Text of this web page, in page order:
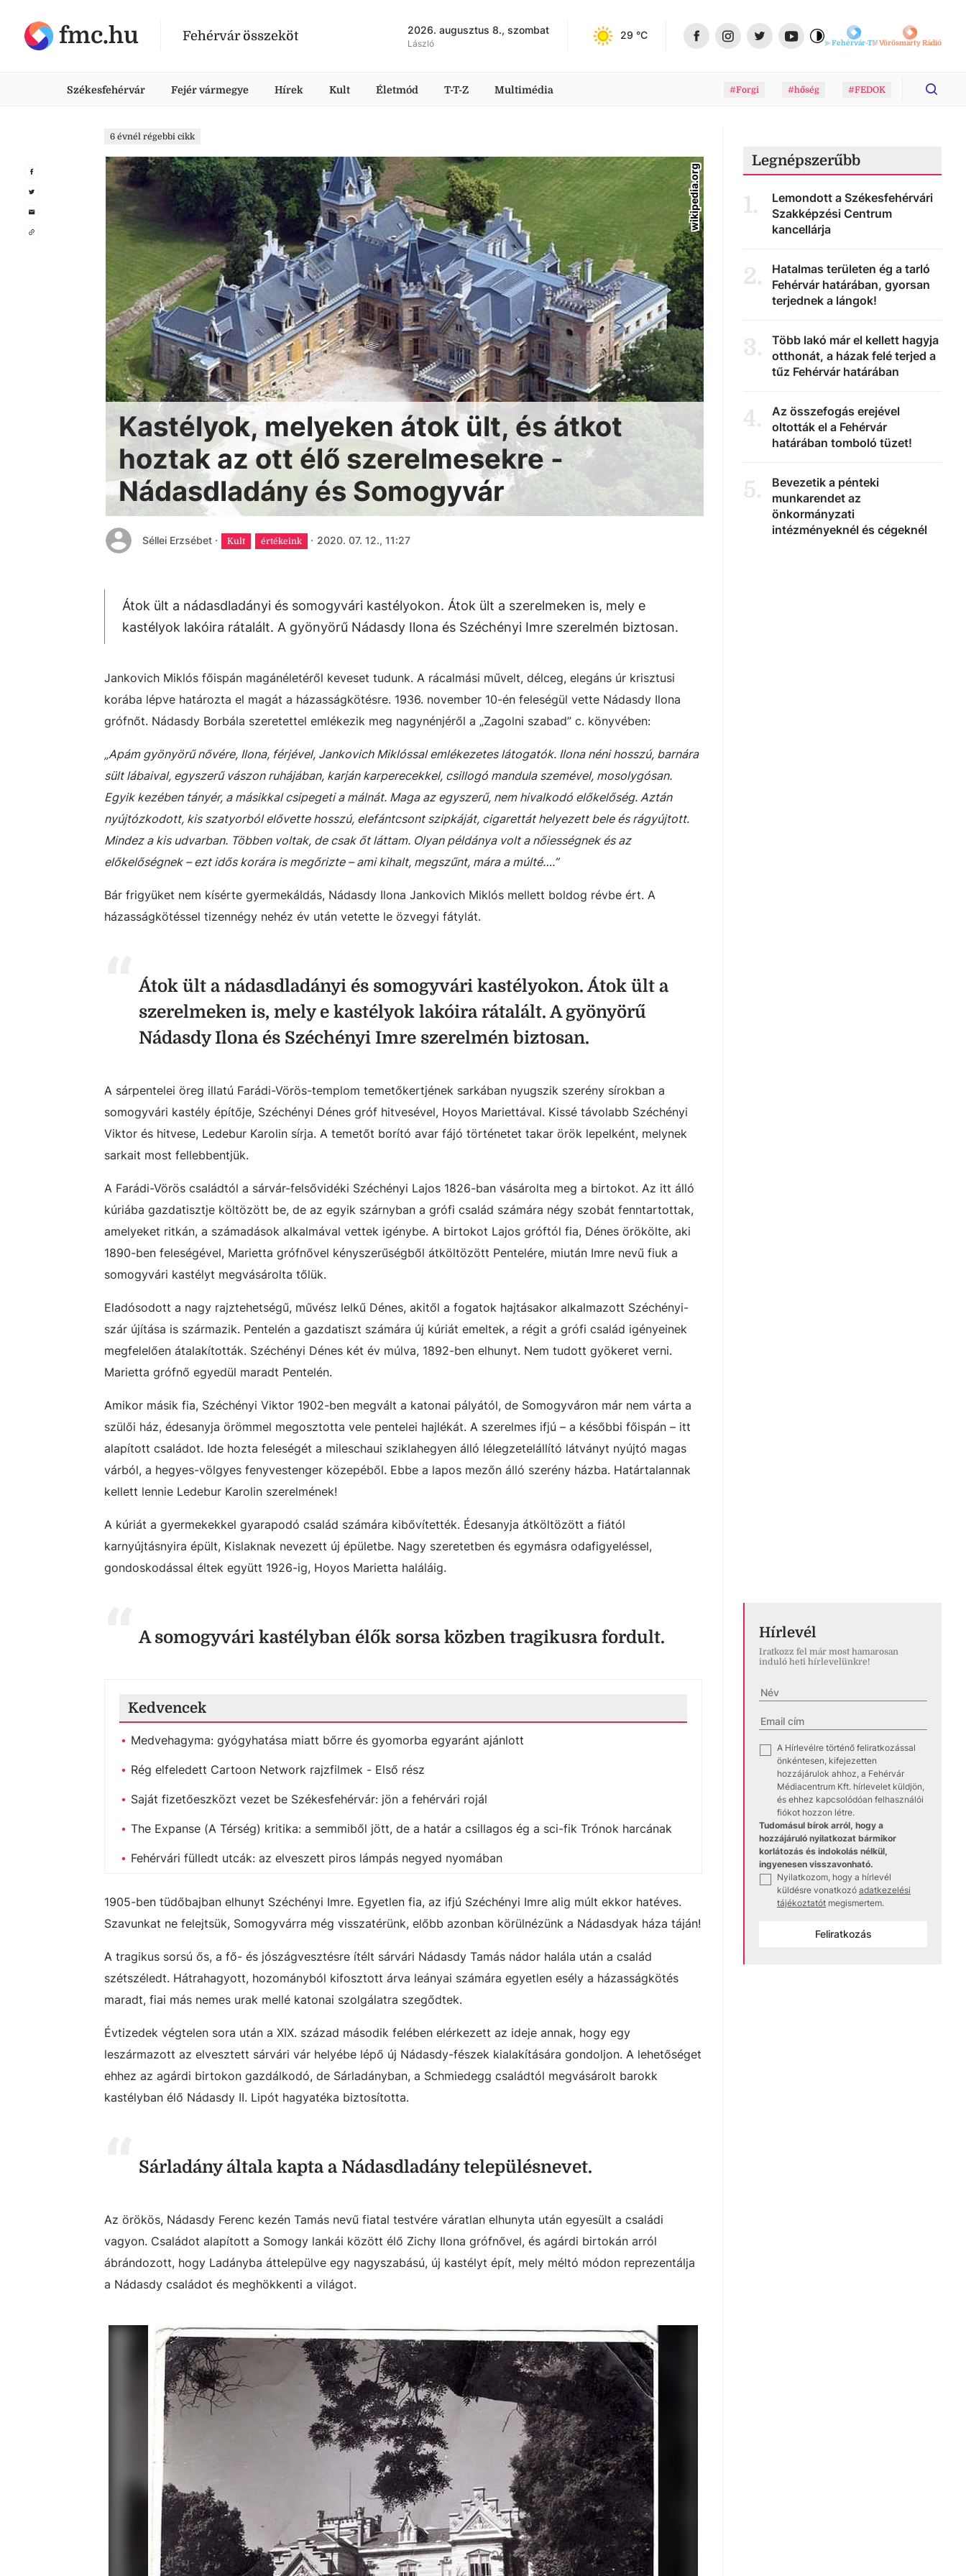
fmc.hu Fehérvár összeköt 2026. augusztus 8., szombat
László
29 °C
Fehérvár-TVVörösmarty Rádió
Székesfehérvár Fejér vármegye Hírek Kult Életmód T-T-Z Multimédia #Forgi #hőség #FEDOK
6 évnél régebbi cikk
wikipedia.org
Kastélyok, melyeken átok ült, és átkot
hoztak az ott élő szerelmesekre -
Nádasdladány és Somogyvár
Séllei Erzsébet · Kult értékeink · 2020. 07. 12., 11:27
Átok ült a nádasdladányi és somogyvári kastélyokon. Átok ült a szerelmeken is, mely e
kastélyok lakóira rátalált. A gyönyörű Nádasdy Ilona és Széchényi Imre szerelmén biztosan.
Jankovich Miklós főispán magánéletéről keveset tudunk. A rácalmási művelt, délceg, elegáns úr krisztusi
korába lépve határozta el magát a házasságkötésre. 1936. november 10-én feleségül vette Nádasdy Ilona
grófnőt. Nádasdy Borbála szeretettel emlékezik meg nagynénjéről a „Zagolni szabad” c. könyvében:
„Apám gyönyörű nővére, Ilona, férjével, Jankovich Miklóssal emlékezetes látogatók. Ilona néni hosszú, barnára
sült lábaival, egyszerű vászon ruhájában, karján karperecekkel, csillogó mandula szemével, mosolygósan.
Egyik kezében tányér, a másikkal csipegeti a málnát. Maga az egyszerű, nem hivalkodó előkelőség. Aztán
nyújtózkodott, kis szatyorból elővette hosszú, elefántcsont szipkáját, cigarettát helyezett bele és rágyújtott.
Mindez a kis udvarban. Többen voltak, de csak őt láttam. Olyan példánya volt a nőiességnek és az
előkelőségnek – ezt idős korára is megőrizte – ami kihalt, megszűnt, mára a múlté….”
Bár frigyüket nem kísérte gyermekáldás, Nádasdy Ilona Jankovich Miklós mellett boldog révbe ért. A
házasságkötéssel tizennégy nehéz év után vetette le özvegyi fátylát.
Átok ült a nádasdladányi és somogyvári kastélyokon. Átok ült a
szerelmeken is, mely e kastélyok lakóira rátalált. A gyönyörű
Nádasdy Ilona és Széchényi Imre szerelmén biztosan.
A sárpentelei öreg illatú Farádi-Vörös-templom temetőkertjének sarkában nyugszik szerény sírokban a
somogyvári kastély építője, Széchényi Dénes gróf hitvesével, Hoyos Mariettával. Kissé távolabb Széchényi
Viktor és hitvese, Ledebur Karolin sírja. A temetőt borító avar fájó történetet takar örök lepelként, melynek
sarkait most fellebbentjük.
A Farádi-Vörös családtól a sárvár-felsővidéki Széchényi Lajos 1826-ban vásárolta meg a birtokot. Az itt álló
kúriába gazdatisztje költözött be, de az egyik szárnyban a grófi család számára négy szobát fenntartottak,
amelyeket ritkán, a számadások alkalmával vettek igénybe. A birtokot Lajos gróftól fia, Dénes örökölte, aki
1890-ben feleségével, Marietta grófnővel kényszerűségből átköltözött Pentelére, miután Imre nevű fiuk a
somogyvári kastélyt megvásárolta tőlük.
Eladósodott a nagy rajztehetségű, művész lelkű Dénes, akitől a fogatok hajtásakor alkalmazott Széchényi-
szár újítása is származik. Pentelén a gazdatiszt számára új kúriát emeltek, a régit a grófi család igényeinek
megfelelően átalakították. Széchényi Dénes két év múlva, 1892-ben elhunyt. Nem tudott gyökeret verni.
Marietta grófnő egyedül maradt Pentelén.
Amikor másik fia, Széchényi Viktor 1902-ben megvált a katonai pályától, de Somogyváron már nem várta a
szülői ház, édesanyja örömmel megosztotta vele pentelei hajlékát. A szerelmes ifjú – a későbbi főispán – itt
alapított családot. Ide hozta feleségét a mileschaui sziklahegyen álló lélegzetelállító látványt nyújtó magas
várból, a hegyes-völgyes fenyvestenger közepéből. Ebbe a lapos mezőn álló szerény házba. Határtalannak
kellett lennie Ledebur Karolin szerelmének!
A kúriát a gyermekekkel gyarapodó család számára kibővítették. Édesanyja átköltözött a fiától
karnyújtásnyira épült, Kislaknak nevezett új épületbe. Nagy szeretetben és egymásra odafigyeléssel,
gondoskodással éltek együtt 1926-ig, Hoyos Marietta haláláig.
A somogyvári kastélyban élők sorsa közben tragikusra fordult.
Kedvencek
Medvehagyma: gyógyhatása miatt bőrre és gyomorba egyaránt ajánlott
Rég elfeledett Cartoon Network rajzfilmek - Első rész
Saját fizetőeszközt vezet be Székesfehérvár: jön a fehérvári rojál
The Expanse (A Térség) kritika: a semmiből jött, de a határ a csillagos ég a sci-fik Trónok harcának
Fehérvári fülledt utcák: az elveszett piros lámpás negyed nyomában
1905-ben tüdőbajban elhunyt Széchényi Imre. Egyetlen fia, az ifjú Széchényi Imre alig múlt ekkor hatéves.
Szavunkat ne felejtsük, Somogyvárra még visszatérünk, előbb azonban körülnézünk a Nádasdyak háza táján!
A tragikus sorsú ős, a fő- és jószágvesztésre ítélt sárvári Nádasdy Tamás nádor halála után a család
szétszéledt. Hátrahagyott, hozományból kifosztott árva leányai számára egyetlen esély a házasságkötés
maradt, fiai más nemes urak mellé katonai szolgálatra szegődtek.
Évtizedek végtelen sora után a XIX. század második felében elérkezett az ideje annak, hogy egy
leszármazott az elvesztett sárvári vár helyébe lépő új Nádasdy-fészek kialakítására gondoljon. A lehetőséget
ehhez az agárdi birtokon gazdálkodó, de Sárladányban, a Schmiedegg családtól megvásárolt barokk
kastélyban élő Nádasdy II. Lipót hagyatéka biztosította.
Sárladány általa kapta a Nádasdladány településnevet.
Az örökös, Nádasdy Ferenc kezén Tamás nevű fiatal testvére váratlan elhunyta után egyesült a családi
vagyon. Családot alapított a Somogy lankái között élő Zichy Ilona grófnővel, és agárdi birtokán arról
ábrándozott, hogy Ladányba áttelepülve egy nagyszabású, új kastélyt épít, mely méltó módon reprezentálja
a Nádasdy családot és meghökkenti a világot.
Legnépszerűbb
1.
Lemondott a Székesfehérvári
Szakképzési Centrum
kancellárja
2.
Hatalmas területen ég a tarló
Fehérvár határában, gyorsan
terjednek a lángok!
3.
Több lakó már el kellett hagyja
otthonát, a házak felé terjed a
tűz Fehérvár határában
4.
Az összefogás erejével
oltották el a Fehérvár
határában tomboló tüzet!
5.
Bevezetik a pénteki
munkarendet az
önkormányzati
intézményeknél és cégeknél
Hírlevél
Iratkozz fel már most hamarosan
induló heti hírlevelünkre!
A Hírlevélre történő feliratkozással
önkéntesen, kifejezetten
hozzájárulok ahhoz, a Fehérvár
Médiacentrum Kft. hírlevelet küldjön,
és ehhez kapcsolódóan felhasználói
fiókot hozzon létre.
Tudomásul bírok arról, hogy a
hozzájáruló nyilatkozat bármikor
korlátozás és indokolás nélkül,
ingyenesen visszavonható.
Nyilatkozom, hogy a hírlevél
küldésre vonatkozó adatkezelési
tájékoztatót megismertem.
Feliratkozás